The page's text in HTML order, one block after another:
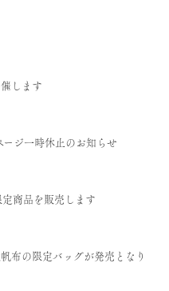
します
ージ一時休止のお知らせ
定商品を販売します
布の限定バッグが発売となり